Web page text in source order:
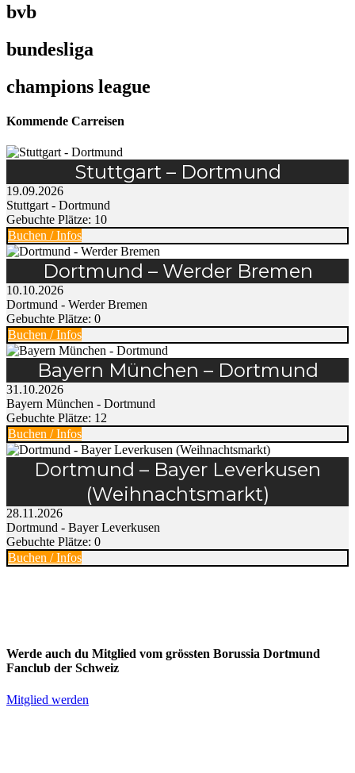
bvb
bundesliga
champions league
Kommende Carreisen
Stuttgart – Dortmund
19.09.2026
Stuttgart - Dortmund
Gebuchte Plätze: 10
Buchen / Infos
Dortmund – Werder Bremen
10.10.2026
Dortmund - Werder Bremen
Gebuchte Plätze: 0
Buchen / Infos
Bayern München – Dortmund
31.10.2026
Bayern München - Dortmund
Gebuchte Plätze: 12
Buchen / Infos
Dortmund – Bayer Leverkusen
(Weihnachtsmarkt)
28.11.2026
Dortmund - Bayer Leverkusen
Gebuchte Plätze: 0
Buchen / Infos
Werde auch du Mitglied vom grössten Borussia Dortmund
Fanclub der Schweiz
Mitglied werden